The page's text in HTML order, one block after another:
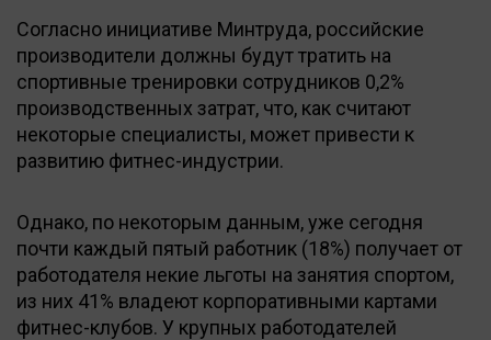
Согласно инициативе Минтруда, российские
производители должны будут тратить на
спортивные тренировки сотрудников 0,2%
производственных затрат, что, как считают
некоторые специалисты, может привести к
развитию фитнес-индустрии.
Однако, по некоторым данным, уже сегодня
почти каждый пятый работник (18%) получает от
работодателя некие льготы на занятия спортом,
из них 41% владеют корпоративными картами
фитнес-клубов. У крупных работодателей